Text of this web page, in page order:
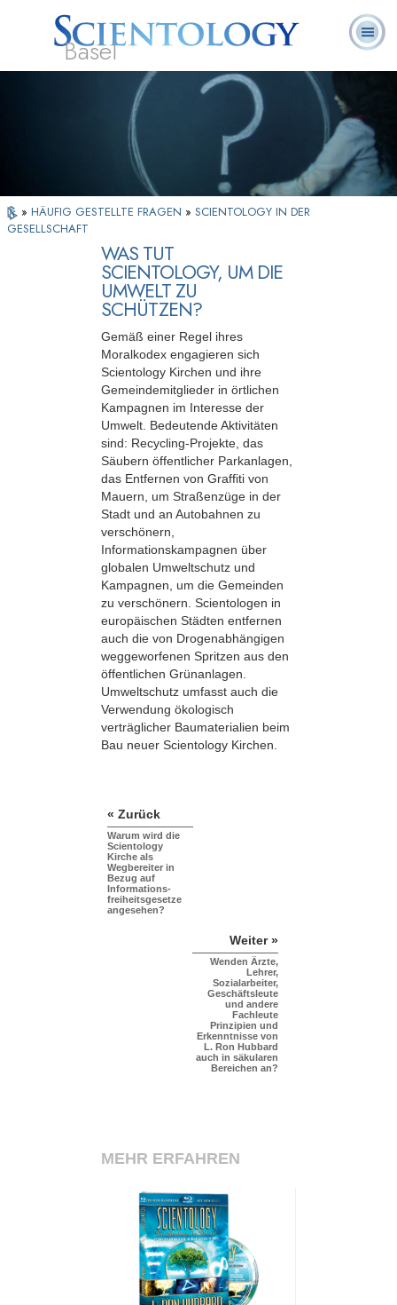
Basel
Was ist
Scientology?
Ehrenamtliche
Geistliche
Häufig
gestellte
Fragen
» HÄUFIG GESTELLTE FRAGEN » SCIENTOLOGY IN DER
GESELLSCHAFT
WAS TUT
SCIENTOLOGY, UM DIE
UMWELT ZU
SCHÜTZEN?
Gemäß einer Regel ihres
Moralkodex engagieren sich
Scientology Kirchen und ihre
Gemeindemitglieder in örtlichen
Kampagnen im Interesse der
Umwelt. Bedeutende Aktivitäten
sind: Recycling-Projekte, das
Säubern öffentlicher Parkanlagen,
das Entfernen von Graffiti von
Mauern, um Straßenzüge in der
Stadt und an Autobahnen zu
verschönern,
Informationskampagnen über
globalen Umweltschutz und
Kampagnen, um die Gemeinden
zu verschönern. Scientologen in
europäischen Städten entfernen
auch die von Drogenabhängigen
weggeworfenen Spritzen aus den
öffentlichen Grünanlagen.
Umweltschutz umfasst auch die
Verwendung ökologisch
verträglicher Baumaterialien beim
Bau neuer Scientology Kirchen.
« Zurück
Warum wird die
Scientology
Kirche als
Wegbereiter in
Bezug auf
Informations-
freiheitsgesetze
angesehen?
Weiter »
Wenden Ärzte,
Lehrer,
Sozialarbeiter,
Geschäftsleute
und andere
Fachleute
Prinzipien und
Erkenntnisse von
L. Ron Hubbard
auch in säkularen
Bereichen an?
MEHR ERFAHREN